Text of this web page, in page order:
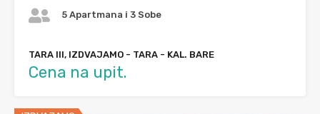
5 Apartmana i 3 Sobe
TARA III, IZDVAJAMO - TARA - KAL. BARE
Cena na upit.